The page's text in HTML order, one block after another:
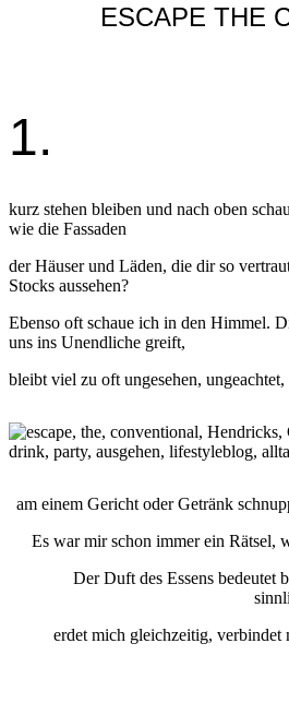
ESCAPE THE
1.
kurz stehen bleiben und nach oben
wie die Fassaden
der Häuser und Läden, die dir so
Stocks aussehen?
Ebenso oft schaue ich in den Himmel.
uns ins Unendliche greift,
bleibt viel zu oft ungesehen, ungeachtet,
am einem Gericht oder Getränk
Es war mir schon immer ein Rätsel,
Der Duft des Essens bedeutet
erdet mich gleichzeitig, verbindet